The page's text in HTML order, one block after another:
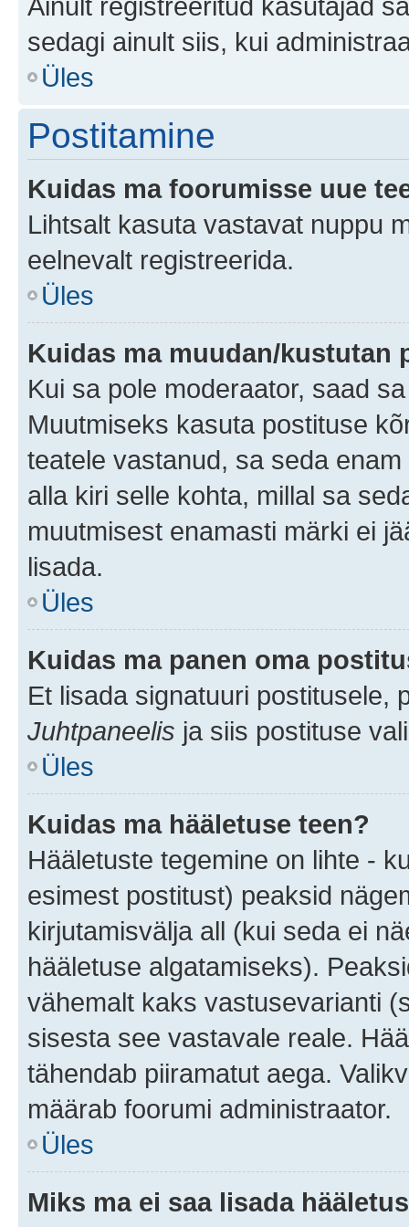
sedagi ainult siis, kui
Üles
Postitamine
Kuidas ma foorumisse uue
Lihtsalt kasuta vastavat nuppu
eelnevalt registreerida.
Üles
Kuidas ma muudan/kustutan
Kui sa pole moderaator, saad
Muutmiseks kasuta postituse
teatele vastanud, sa seda
alla kiri selle kohta, millal sa
muutmisest enamasti märki ei
lisada.
Üles
Kuidas ma panen oma
Et lisada signatuuri postitusele,
Juhtpaneelis ja siis postituse
Üles
Kuidas ma hääletuse teen?
Hääletuste tegemine on lihte -
esimest postitust) peaksid
kirjutamisvälja all (kui seda ei
hääletuse algatamiseks).
vähemalt kaks vastusevarianti
sisesta see vastavale reale.
tähendab piiramatut aega.
määrab foorumi administraator.
Üles
Miks ma ei saa lisada